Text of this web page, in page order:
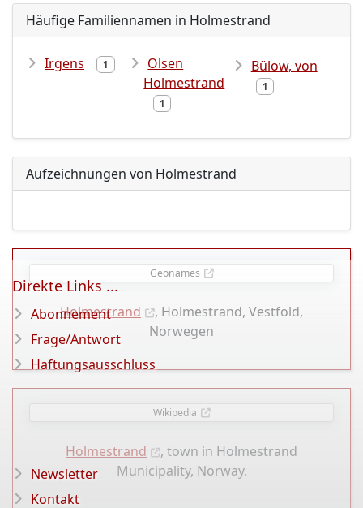
Häufige Familiennamen in Holmestrand
Irgens 1
Olsen
Holmestrand
1
Bülow, von
1
Aufzeichnungen von Holmestrand
Geonames
Holmestrand
, Holmestrand, Vestfold,
Norwegen
Wikipedia
Holmestrand
, town in Holmestrand
Municipality, Norway.
Direkte Links ...
Abonnement
Frage/Antwort
Haftungsausschluss
Newsletter
Kontakt